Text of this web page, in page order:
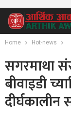
Home Hot-news
सगरमाथा
बीवाइडी
दीर्घकालीन